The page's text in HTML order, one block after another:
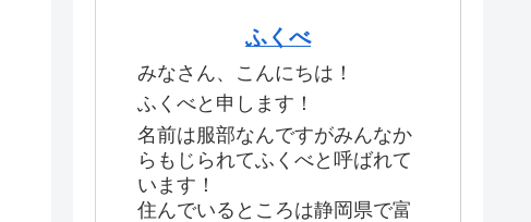
ふくべ
みなさん、こんにちは！
ふくべと申します！
名前は服部なんですがみんなか
らもじられてふくべと呼ばれて
います！
住んでいるところは静岡県で富